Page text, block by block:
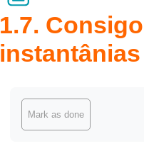
1.7.
Mark as done